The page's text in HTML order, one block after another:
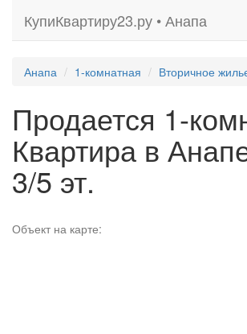
КупиКвартиру23.ру • Анапа
Анапа 1-комнатная Вторичное
Продается 1-
Квартира в
3/5 эт.
Объект на карте: